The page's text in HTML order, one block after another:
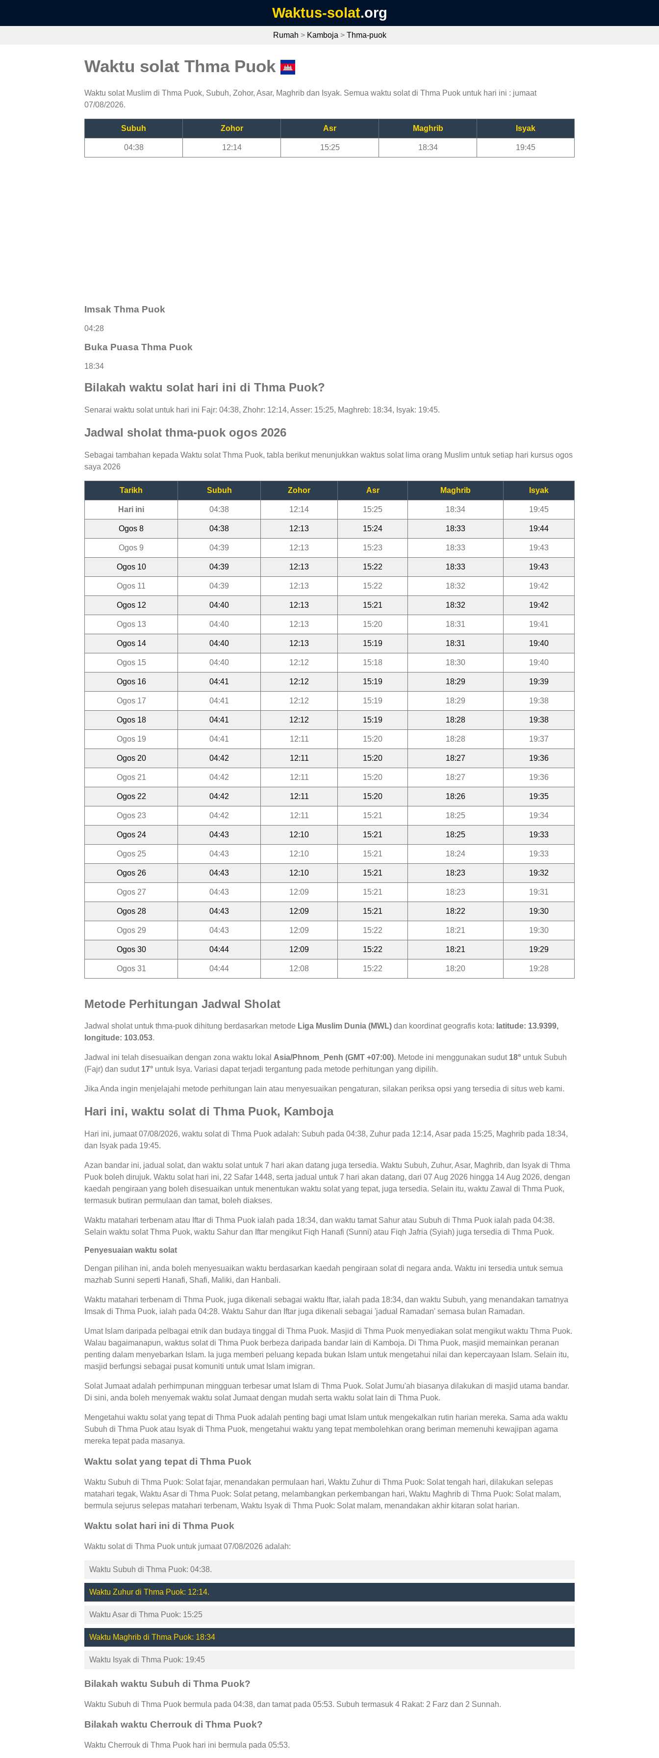
Waktus-solat.org
Rumah > Kamboja > Thma-puok
Waktu solat Thma Puok
Waktu solat Muslim di Thma Puok, Subuh, Zohor, Asar, Maghrib dan Isyak. Semua waktu solat di Thma Puok untuk hari ini : jumaat
07/08/2026.
Subuh Zohor Asr Maghrib Isyak
04:38 12:14 15:25 18:34 19:45
Imsak Thma Puok
04:28
Buka Puasa Thma Puok
18:34
Bilakah waktu solat hari ini di Thma Puok?
Senarai waktu solat untuk hari ini Fajr: 04:38, Zhohr: 12:14, Asser: 15:25, Maghreb: 18:34, Isyak: 19:45.
Jadwal sholat thma-puok ogos 2026
Sebagai tambahan kepada Waktu solat Thma Puok, tabla berikut menunjukkan waktus solat lima orang Muslim untuk setiap hari kursus ogos
saya 2026
Tarikh Subuh Zohor Asr Maghrib Isyak
Hari ini 04:38 12:14 15:25 18:34 19:45
Ogos 8 04:38 12:13 15:24 18:33 19:44
Ogos 9 04:39 12:13 15:23 18:33 19:43
Ogos 10 04:39 12:13 15:22 18:33 19:43
Ogos 11 04:39 12:13 15:22 18:32 19:42
Ogos 12 04:40 12:13 15:21 18:32 19:42
Ogos 13 04:40 12:13 15:20 18:31 19:41
Ogos 14 04:40 12:13 15:19 18:31 19:40
Ogos 15 04:40 12:12 15:18 18:30 19:40
Ogos 16 04:41 12:12 15:19 18:29 19:39
Ogos 17 04:41 12:12 15:19 18:29 19:38
Ogos 18 04:41 12:12 15:19 18:28 19:38
Ogos 19 04:41 12:11 15:20 18:28 19:37
Ogos 20 04:42 12:11 15:20 18:27 19:36
Ogos 21 04:42 12:11 15:20 18:27 19:36
Ogos 22 04:42 12:11 15:20 18:26 19:35
Ogos 23 04:42 12:11 15:21 18:25 19:34
Ogos 24 04:43 12:10 15:21 18:25 19:33
Ogos 25 04:43 12:10 15:21 18:24 19:33
Ogos 26 04:43 12:10 15:21 18:23 19:32
Ogos 27 04:43 12:09 15:21 18:23 19:31
Ogos 28 04:43 12:09 15:21 18:22 19:30
Ogos 29 04:43 12:09 15:22 18:21 19:30
Ogos 30 04:44 12:09 15:22 18:21 19:29
Ogos 31 04:44 12:08 15:22 18:20 19:28
Metode Perhitungan Jadwal Sholat
Jadwal sholat untuk thma-puok dihitung berdasarkan metode Liga Muslim Dunia (MWL) dan koordinat geografis kota: latitude: 13.9399,
longitude: 103.053.
Jadwal ini telah disesuaikan dengan zona waktu lokal Asia/Phnom_Penh (GMT +07:00). Metode ini menggunakan sudut 18° untuk Subuh
(Fajr) dan sudut 17° untuk Isya. Variasi dapat terjadi tergantung pada metode perhitungan yang dipilih.
Jika Anda ingin menjelajahi metode perhitungan lain atau menyesuaikan pengaturan, silakan periksa opsi yang tersedia di situs web kami.
Hari ini, waktu solat di Thma Puok, Kamboja
Hari ini, jumaat 07/08/2026, waktu solat di Thma Puok adalah: Subuh pada 04:38, Zuhur pada 12:14, Asar pada 15:25, Maghrib pada 18:34,
dan Isyak pada 19:45.
Azan bandar ini, jadual solat, dan waktu solat untuk 7 hari akan datang juga tersedia. Waktu Subuh, Zuhur, Asar, Maghrib, dan Isyak di Thma
Puok boleh dirujuk. Waktu solat hari ini, 22 Safar 1448, serta jadual untuk 7 hari akan datang, dari 07 Aug 2026 hingga 14 Aug 2026, dengan
kaedah pengiraan yang boleh disesuaikan untuk menentukan waktu solat yang tepat, juga tersedia. Selain itu, waktu Zawal di Thma Puok,
termasuk butiran permulaan dan tamat, boleh diakses.
Waktu matahari terbenam atau Iftar di Thma Puok ialah pada 18:34, dan waktu tamat Sahur atau Subuh di Thma Puok ialah pada 04:38.
Selain waktu solat Thma Puok, waktu Sahur dan Iftar mengikut Fiqh Hanafi (Sunni) atau Fiqh Jafria (Syiah) juga tersedia di Thma Puok.
Penyesuaian waktu solat
Dengan pilihan ini, anda boleh menyesuaikan waktu berdasarkan kaedah pengiraan solat di negara anda. Waktu ini tersedia untuk semua
mazhab Sunni seperti Hanafi, Shafi, Maliki, dan Hanbali.
Waktu matahari terbenam di Thma Puok, juga dikenali sebagai waktu Iftar, ialah pada 18:34, dan waktu Subuh, yang menandakan tamatnya
Imsak di Thma Puok, ialah pada 04:28. Waktu Sahur dan Iftar juga dikenali sebagai 'jadual Ramadan' semasa bulan Ramadan.
Umat Islam daripada pelbagai etnik dan budaya tinggal di Thma Puok. Masjid di Thma Puok menyediakan solat mengikut waktu Thma Puok.
Walau bagaimanapun, waktus solat di Thma Puok berbeza daripada bandar lain di Kamboja. Di Thma Puok, masjid memainkan peranan
penting dalam menyebarkan Islam. Ia juga memberi peluang kepada bukan Islam untuk mengetahui nilai dan kepercayaan Islam. Selain itu,
masjid berfungsi sebagai pusat komuniti untuk umat Islam imigran.
Solat Jumaat adalah perhimpunan mingguan terbesar umat Islam di Thma Puok. Solat Jumu'ah biasanya dilakukan di masjid utama bandar.
Di sini, anda boleh menyemak waktu solat Jumaat dengan mudah serta waktu solat lain di Thma Puok.
Mengetahui waktu solat yang tepat di Thma Puok adalah penting bagi umat Islam untuk mengekalkan rutin harian mereka. Sama ada waktu
Subuh di Thma Puok atau Isyak di Thma Puok, mengetahui waktu yang tepat membolehkan orang beriman memenuhi kewajipan agama
mereka tepat pada masanya.
Waktu solat yang tepat di Thma Puok
Waktu Subuh di Thma Puok: Solat fajar, menandakan permulaan hari, Waktu Zuhur di Thma Puok: Solat tengah hari, dilakukan selepas
matahari tegak, Waktu Asar di Thma Puok: Solat petang, melambangkan perkembangan hari, Waktu Maghrib di Thma Puok: Solat malam,
bermula sejurus selepas matahari terbenam, Waktu Isyak di Thma Puok: Solat malam, menandakan akhir kitaran solat harian.
Waktu solat hari ini di Thma Puok
Waktu solat di Thma Puok untuk jumaat 07/08/2026 adalah:
Waktu Subuh di Thma Puok: 04:38.
Waktu Zuhur di Thma Puok: 12:14.
Waktu Asar di Thma Puok: 15:25
Waktu Maghrib di Thma Puok: 18:34
Waktu Isyak di Thma Puok: 19:45
Bilakah waktu Subuh di Thma Puok?
Waktu Subuh di Thma Puok bermula pada 04:38, dan tamat pada 05:53. Subuh termasuk 4 Rakat: 2 Farz dan 2 Sunnah.
Bilakah waktu Cherrouk di Thma Puok?
Waktu Cherrouk di Thma Puok hari ini bermula pada 05:53.